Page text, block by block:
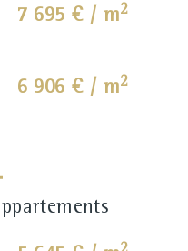
7 695 € / m2
6 906 € / m2